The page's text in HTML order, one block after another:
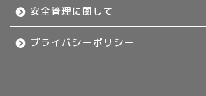
安全管理に関して
プライバシーポリシー